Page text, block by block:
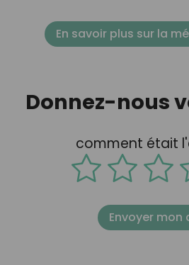
En savoir plus sur la
Donnez-nous
comment était
Envoyer mon